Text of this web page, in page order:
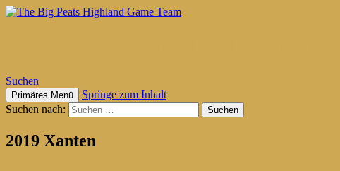
Suchen
Primäres Menü
Springe zum Inhalt
Suchen nach:
2019 Xanten